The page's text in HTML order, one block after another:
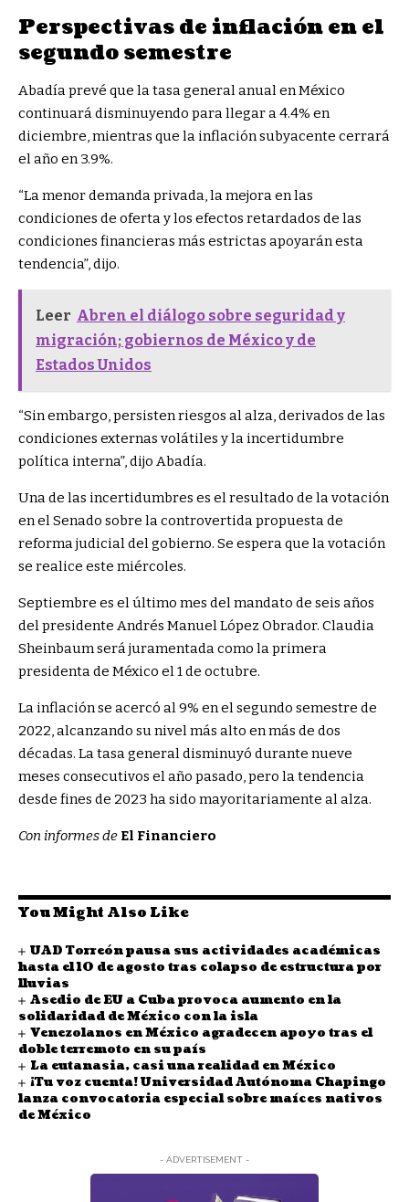
Perspectivas de inflación en el
segundo semestre
Abadía prevé que la tasa general anual en México
continuará disminuyendo para llegar a 4.4% en
diciembre, mientras que la inflación subyacente cerrará
el año en 3.9%.
“La menor demanda privada, la mejora en las
condiciones de oferta y los efectos retardados de las
condiciones financieras más estrictas apoyarán esta
tendencia”, dijo.
Leer Abren el diálogo sobre seguridad y
migración; gobiernos de México y de
Estados Unidos
“Sin embargo, persisten riesgos al alza, derivados de las
condiciones externas volátiles y la incertidumbre
política interna”, dijo Abadía.
Una de las incertidumbres es el resultado de la votación
en el Senado sobre la controvertida propuesta de
reforma judicial del gobierno. Se espera que la votación
se realice este miércoles.
Septiembre es el último mes del mandato de seis años
del presidente Andrés Manuel López Obrador. Claudia
Sheinbaum será juramentada como la primera
presidenta de México el 1 de octubre.
La inflación se acercó al 9% en el segundo semestre de
2022, alcanzando su nivel más alto en más de dos
décadas. La tasa general disminuyó durante nueve
meses consecutivos el año pasado, pero la tendencia
desde fines de 2023 ha sido mayoritariamente al alza.
Con informes de El Financiero
You Might Also Like
UAD Torreón pausa sus actividades académicas
hasta el 10 de agosto tras colapso de estructura por
lluvias
Asedio de EU a Cuba provoca aumento en la
solidaridad de México con la isla
Venezolanos en México agradecen apoyo tras el
doble terremoto en su país
La eutanasia, casi una realidad en México
¡Tu voz cuenta! Universidad Autónoma Chapingo
lanza convocatoria especial sobre maíces nativos
de México
- ADVERTISEMENT -